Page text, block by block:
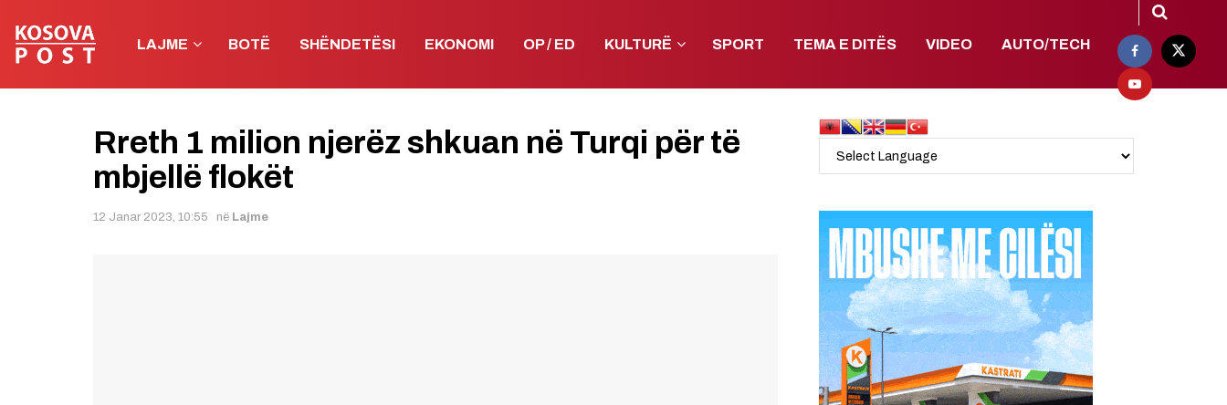
LAJME BOTË SHËNDETËSI EKONOMI OP / ED KULTURË SPORT TEMA E DITËS VIDEO AUTO/TECH
Rreth 1 milion njerëz shkuan në Turqi për të
mbjellë flokët
12 Janar 2023, 10:55 në Lajme